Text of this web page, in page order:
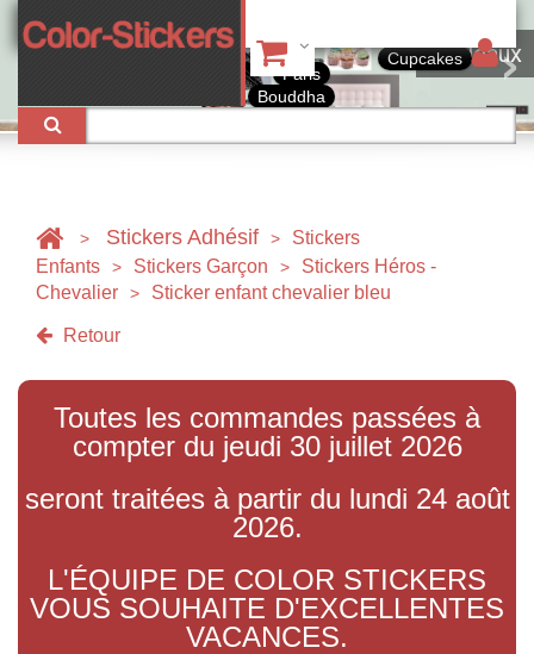
Tableaux
Bouddha
Paris
Cupcakes
> Stickers Adhésif >
Stickers
Enfants
> Stickers Garçon >
Stickers Héros -
Chevalier
> Sticker enfant chevalier bleu
Retour
Toutes les commandes passées à
compter du jeudi 30 juillet 2026
seront traitées à partir du lundi 24 août
2026.
L'ÉQUIPE DE COLOR STICKERS
VOUS SOUHAITE D'EXCELLENTES
VACANCES.